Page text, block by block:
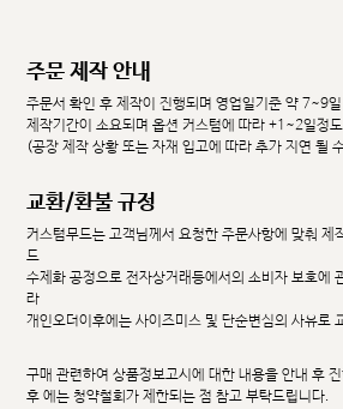
주문 제작 안내
주문서 확인 후 제작이 진행되며 영업일기준 약 7~9
제작기간이 소요되며 옵션 커스텀에 따라 +1~2일정
(공장 제작 상황 또는 자재 입고에 따라 추가 지연 될
교환/환불 규정
커스텀무드는 고객님께서 요청한 주문사항에 맞춰 제
드
수제화 공정으로 전자상거래등에서의 소비자 보호에
라
개인오더이후에는 사이즈미스 및 단순변심의 사유로
구매 관련하여 상품정보고시에 대한 내용을 안내 후
후 에는 청약철회가 제한되는 점 참고 부탁드립니다.